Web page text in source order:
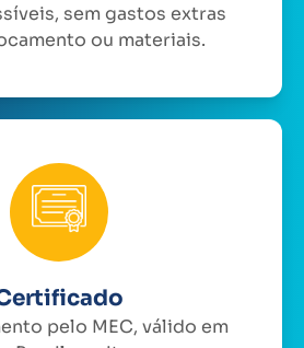
sem gastos extras
ou materiais.
pelo MEC, válido em